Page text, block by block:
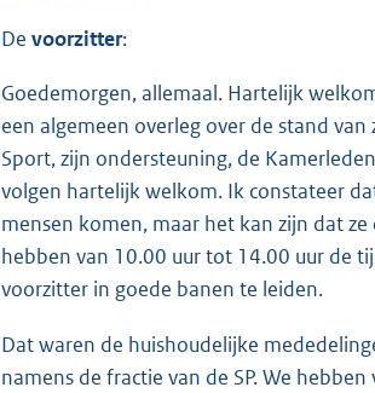
De voorzitter:
Goedemorgen, allemaal. Hartelijk
een algemeen overleg over de stand
Sport, zijn ondersteuning, de
volgen hartelijk welkom. Ik constateer
mensen komen, maar het kan zijn dat
hebben van 10.00 uur tot 14.00 uur de
voorzitter in goede banen te leiden.
Dat waren de huishoudelijke
namens de fractie van de SP. We